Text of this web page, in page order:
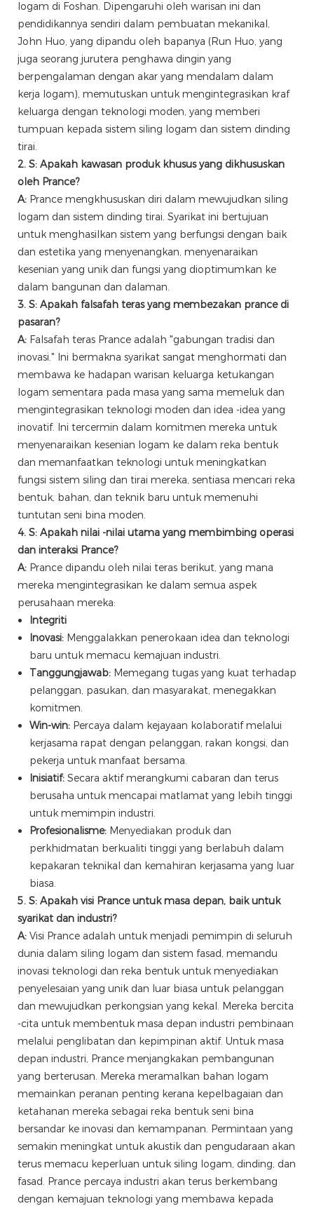
logam di Foshan. Dipengaruhi oleh warisan ini dan
pendidikannya sendiri dalam pembuatan mekanikal,
John Huo, yang dipandu oleh bapanya (Run Huo, yang
juga seorang jurutera penghawa dingin yang
berpengalaman dengan akar yang mendalam dalam
kerja logam), memutuskan untuk mengintegrasikan kraf
keluarga dengan teknologi moden, yang memberi
tumpuan kepada sistem siling logam dan sistem dinding
tirai.
2. S: Apakah kawasan produk khusus yang dikhususkan
oleh Prance?
A: Prance mengkhususkan diri dalam mewujudkan siling
logam dan sistem dinding tirai. Syarikat ini bertujuan
untuk menghasilkan sistem yang berfungsi dengan baik
dan estetika yang menyenangkan, menyenaraikan
kesenian yang unik dan fungsi yang dioptimumkan ke
dalam bangunan dan dalaman.
3. S: Apakah falsafah teras yang membezakan prance di
pasaran?
A: Falsafah teras Prance adalah "gabungan tradisi dan
inovasi." Ini bermakna syarikat sangat menghormati dan
membawa ke hadapan warisan keluarga ketukangan
logam sementara pada masa yang sama memeluk dan
mengintegrasikan teknologi moden dan idea -idea yang
inovatif. Ini tercermin dalam komitmen mereka untuk
menyenaraikan kesenian logam ke dalam reka bentuk
dan memanfaatkan teknologi untuk meningkatkan
fungsi sistem siling dan tirai mereka, sentiasa mencari reka
bentuk, bahan, dan teknik baru untuk memenuhi
tuntutan seni bina moden.
4. S: Apakah nilai -nilai utama yang membimbing operasi
dan interaksi Prance?
A: Prance dipandu oleh nilai teras berikut, yang mana
mereka mengintegrasikan ke dalam semua aspek
perusahaan mereka:
Integriti
Inovasi: Menggalakkan penerokaan idea dan teknologi
baru untuk memacu kemajuan industri.
Tanggungjawab: Memegang tugas yang kuat terhadap
pelanggan, pasukan, dan masyarakat, menegakkan
komitmen.
Win-win: Percaya dalam kejayaan kolaboratif melalui
kerjasama rapat dengan pelanggan, rakan kongsi, dan
pekerja untuk manfaat bersama.
Inisiatif: Secara aktif merangkumi cabaran dan terus
berusaha untuk mencapai matlamat yang lebih tinggi
untuk memimpin industri.
Profesionalisme: Menyediakan produk dan
perkhidmatan berkualiti tinggi yang berlabuh dalam
kepakaran teknikal dan kemahiran kerjasama yang luar
biasa.
5. S: Apakah visi Prance untuk masa depan, baik untuk
syarikat dan industri?
A: Visi Prance adalah untuk menjadi pemimpin di seluruh
dunia dalam siling logam dan sistem fasad, memandu
inovasi teknologi dan reka bentuk untuk menyediakan
penyelesaian yang unik dan luar biasa untuk pelanggan
dan mewujudkan perkongsian yang kekal. Mereka bercita
-cita untuk membentuk masa depan industri pembinaan
melalui penglibatan dan kepimpinan aktif. Untuk masa
depan industri, Prance menjangkakan pembangunan
yang berterusan. Mereka meramalkan bahan logam
memainkan peranan penting kerana kepelbagaian dan
ketahanan mereka sebagai reka bentuk seni bina
bersandar ke inovasi dan kemampanan. Permintaan yang
semakin meningkat untuk akustik dan pengudaraan akan
terus memacu keperluan untuk siling logam, dinding, dan
fasad. Prance percaya industri akan terus berkembang
dengan kemajuan teknologi yang membawa kepada